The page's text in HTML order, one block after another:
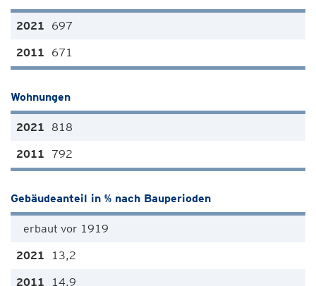
697
671
Wohnungen
818
792
Gebäudeanteil in % nach Bauperioden
erbaut vor 1919
13,2
14,9